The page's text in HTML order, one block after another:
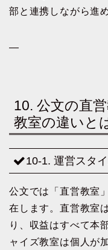
部と連携しながら進
—
10. 公文の直
教室の違いと
10-1. 運営スタ
公文では「直営教室
在します。直営教室
り、収益はすべて本
ャイズ教室は個人が